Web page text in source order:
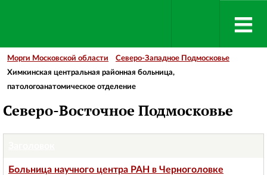
Морги Московской области
Северо-Западное Подмосковье
Химкинская центральная районная больница,
патологоанатомическое отделение
Северо-Восточное Подмосковье
Больница научного центра РАН в Черноголовке